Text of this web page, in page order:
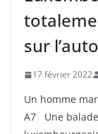
sur
17 février 2022
Un homme
A7 Une